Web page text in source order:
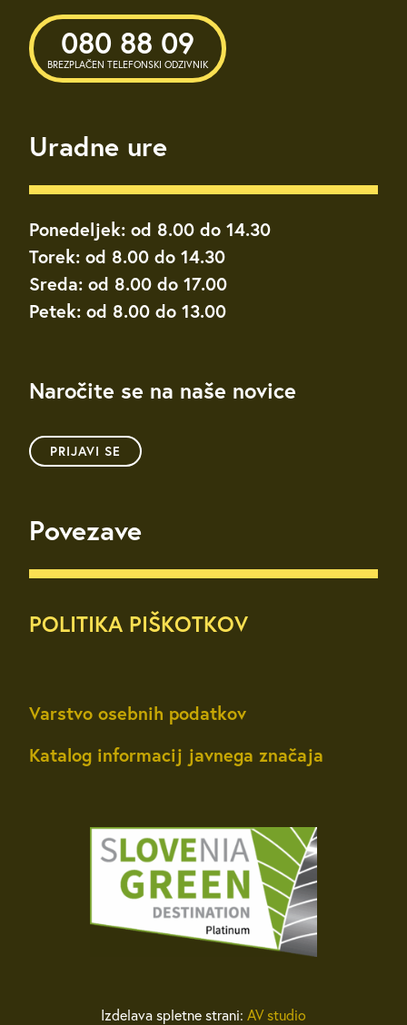
080 88 09
BREZPLAČEN TELEFONSKI ODZIVNIK
Uradne ure
Ponedeljek: od 8.00 do 14.30
Torek: od 8.00 do 14.30
Sreda: od 8.00 do 17.00
Petek: od 8.00 do 13.00
Naročite se na naše novice
PRIJAVI SE
Povezave
POLITIKA PIŠKOTKOV
Varstvo osebnih podatkov
Katalog informacij javnega značaja
Izdelava spletne strani: AV studio